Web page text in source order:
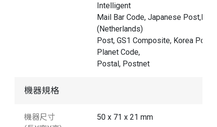
Intelligent
Mail Bar Code, Japanese Post,KIX
(Netherlands)
Post, GS1 Composite, Korea Post,
Planet Code,
Postal, Postnet
機器規格
機器尺寸
50 x 71 x 21 mm